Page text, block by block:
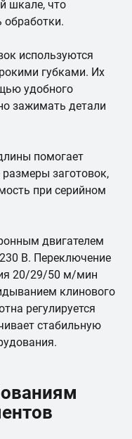
шкале, что
обработки.
используются
губками. Их
удобного
зажимать детали
помогает
заготовок,
при серийном
двигателем
В. Переключение
20/29/50 м/мин
клинового
регулируется
стабильную